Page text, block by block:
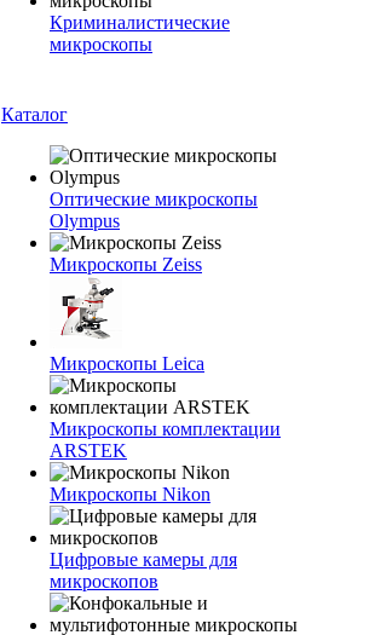
Криминалистические
микроскопы
Каталог
Оптические микроскопы
Olympus
Микроскопы Zeiss
Микроскопы Leica
Микроскопы комплектации
ARSTEK
Микроскопы Nikon
Цифровые камеры для
микроскопов